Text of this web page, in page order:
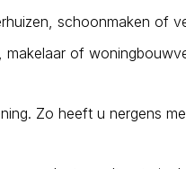
schoonmaken of
of
Zo heeft u nergens